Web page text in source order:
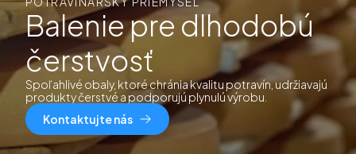
Balenie pre dlhodobú
čerstvosť
Spoľahlivé obaly, ktoré chránia kvalitu potravín, udržiavajú
produkty čerstvé a podporujú plynulú výrobu.
Kontaktujte nás